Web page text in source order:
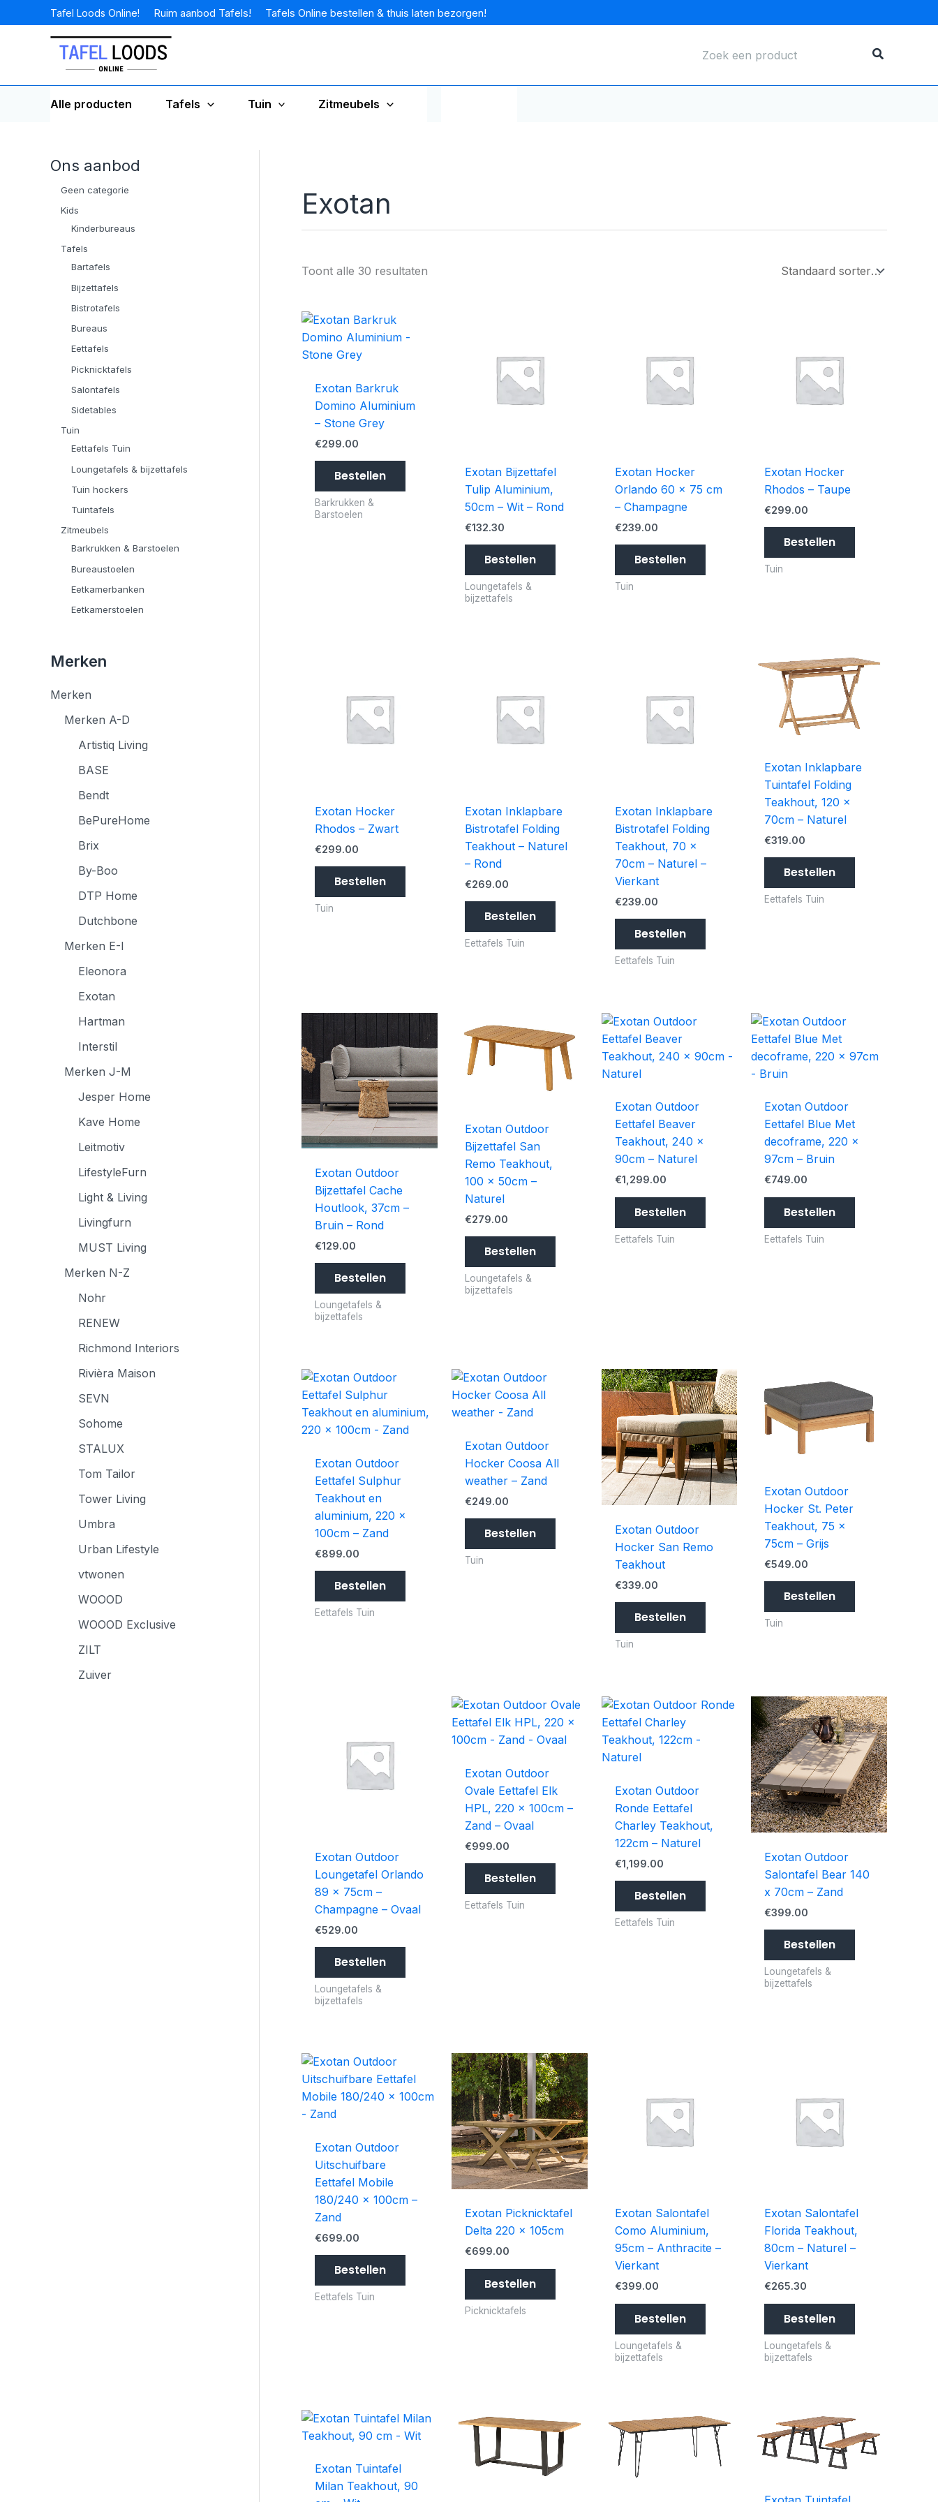
naar
Tafel Loods Online! Ruim aanbod Tafels! Tafels Online bestellen & thuis laten bezorgen!
naar:
Alle producten Tafels Tuin Zitmeubels
Ons aanbod
Geen categorie
Kids
Kinderbureaus
Tafels
Bartafels
Bijzettafels
Bistrotafels
Bureaus
Eettafels
Picknicktafels
Salontafels
Sidetables
Tuin
Eettafels Tuin
Loungetafels & bijzettafels
Tuin hockers
Tuintafels
Zitmeubels
Barkrukken & Barstoelen
Bureaustoelen
Eetkamerbanken
Eetkamerstoelen
Merken
Merken
Merken A-D
Artistiq Living
BASE
Bendt
BePureHome
Brix
By-Boo
DTP Home
Dutchbone
Merken E-I
Eleonora
Exotan
Hartman
Interstil
Merken J-M
Jesper Home
Kave Home
Leitmotiv
LifestyleFurn
Light & Living
Livingfurn
MUST Living
Merken N-Z
Nohr
RENEW
Richmond Interiors
Rivièra Maison
SEVN
Sohome
STALUX
Tom Tailor
Tower Living
Umbra
Urban Lifestyle
vtwonen
WOOOD
WOOOD Exclusive
ZILT
Zuiver
Exotan
Toont alle 30 resultaten
Exotan Barkruk
Domino Aluminium
– Stone Grey
€299.00
Bestellen
Barkrukken &
Barstoelen
Exotan Bijzettafel
Tulip Aluminium,
50cm – Wit – Rond
€132.30
Bestellen
Loungetafels &
bijzettafels
Exotan Hocker
Orlando 60 x 75 cm
– Champagne
€239.00
Bestellen
Tuin
Exotan Hocker
Rhodos – Taupe
€299.00
Bestellen
Tuin
Exotan Hocker
Rhodos – Zwart
€299.00
Bestellen
Tuin
Exotan Inklapbare
Bistrotafel Folding
Teakhout – Naturel
– Rond
€269.00
Bestellen
Eettafels Tuin
Exotan Inklapbare
Bistrotafel Folding
Teakhout, 70 x
70cm – Naturel –
Vierkant
€239.00
Bestellen
Eettafels Tuin
Exotan Inklapbare
Tuintafel Folding
Teakhout, 120 x
70cm – Naturel
€319.00
Bestellen
Eettafels Tuin
Exotan Outdoor
Bijzettafel Cache
Houtlook, 37cm –
Bruin – Rond
€129.00
Bestellen
Loungetafels &
bijzettafels
Exotan Outdoor
Bijzettafel San
Remo Teakhout,
100 x 50cm –
Naturel
€279.00
Bestellen
Loungetafels &
bijzettafels
Exotan Outdoor
Eettafel Beaver
Teakhout, 240 x
90cm – Naturel
€1,299.00
Bestellen
Eettafels Tuin
Exotan Outdoor
Eettafel Blue Met
decoframe, 220 x
97cm – Bruin
€749.00
Bestellen
Eettafels Tuin
Exotan Outdoor
Eettafel Sulphur
Teakhout en
aluminium, 220 x
100cm – Zand
€899.00
Bestellen
Eettafels Tuin
Exotan Outdoor
Hocker Coosa All
weather – Zand
€249.00
Bestellen
Tuin
Exotan Outdoor
Hocker San Remo
Teakhout
€339.00
Bestellen
Tuin
Exotan Outdoor
Hocker St. Peter
Teakhout, 75 x
75cm – Grijs
€549.00
Bestellen
Tuin
Exotan Outdoor
Loungetafel Orlando
89 x 75cm –
Champagne – Ovaal
€529.00
Bestellen
Loungetafels &
bijzettafels
Exotan Outdoor
Ovale Eettafel Elk
HPL, 220 x 100cm –
Zand – Ovaal
€999.00
Bestellen
Eettafels Tuin
Exotan Outdoor
Ronde Eettafel
Charley Teakhout,
122cm – Naturel
€1,199.00
Bestellen
Eettafels Tuin
Exotan Outdoor
Salontafel Bear 140
x 70cm – Zand
€399.00
Bestellen
Loungetafels &
bijzettafels
Exotan Outdoor
Uitschuifbare
Eettafel Mobile
180/240 x 100cm –
Zand
€699.00
Bestellen
Eettafels Tuin
Exotan Picknicktafel
Delta 220 x 105cm
€699.00
Bestellen
Picknicktafels
Exotan Salontafel
Como Aluminium,
95cm – Anthracite –
Vierkant
€399.00
Bestellen
Loungetafels &
bijzettafels
Exotan Salontafel
Florida Teakhout,
80cm – Naturel –
Vierkant
€265.30
Bestellen
Loungetafels &
bijzettafels
Exotan Tuintafel
Milan Teakhout, 90